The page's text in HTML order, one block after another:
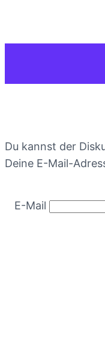
Du kannst der
Deine E-Mail-
E-Mail